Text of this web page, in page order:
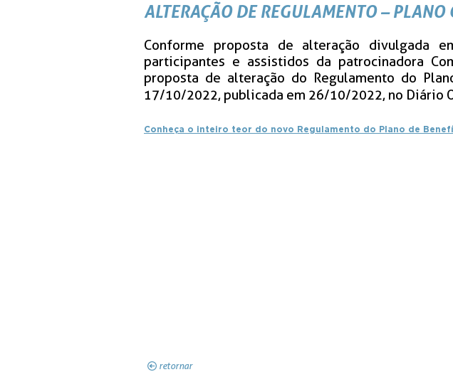
ALTERAÇÃO DE REGULAMENTO – PLANO
Conforme proposta de alteração divulgada
participantes e assistidos da patrocinadora
proposta de alteração do Regulamento do
17/10/2022, publicada em 26/10/2022, no Diário
Conheça o inteiro teor do novo Regulamento do Plano de
retornar